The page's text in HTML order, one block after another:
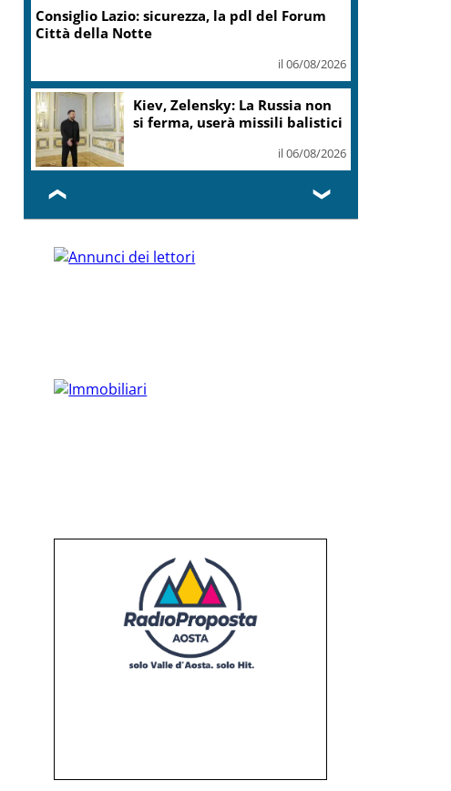
Consiglio Lazio: sicurezza, la pdl del Forum
Città della Notte
il 06/08/2026
Kiev, Zelensky: La Russia non
si ferma, userà missili balistici
il 06/08/2026
❮ ❯